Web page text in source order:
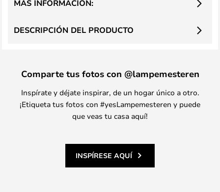
DESCRIPCIÓN DEL PRODUCTO
MÁS INFORMACIÓN:
Comparte tus fotos con @lampemesteren
Inspírate y déjate inspirar, de un hogar único a otro.
¡Etiqueta tus fotos con #yesLampemesteren y puede
que veas tu casa aquí!
INSPÍRESE AQUÍ